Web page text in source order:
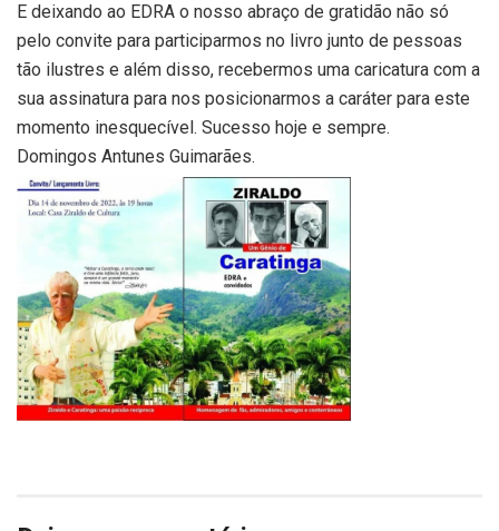
E deixando ao EDRA o nosso abraço de gratidão não só
pelo convite para participarmos no livro junto de pessoas
tão ilustres e além disso, recebermos uma caricatura com a
sua assinatura para nos posicionarmos a caráter para este
momento inesquecível. Sucesso hoje e sempre.
Domingos Antunes Guimarães.